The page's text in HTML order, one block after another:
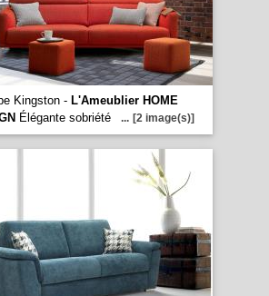
Kingston - L'Ameublier HOME
Élégante sobriété ... [2 image(s)]